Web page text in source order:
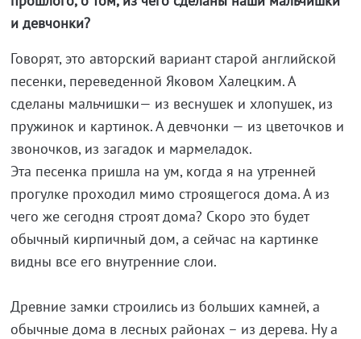
и девчонки?
Говорят, это авторский вариант старой английской
песенки, переведенной Яковом Халецким. А
сделаны мальчишки— из веснушек и хлопушек, из
пружинок и картинок. А девчонки — из цветочков и
звоночков, из загадок и мармеладок.
Эта песенка пришла на ум, когда я на утренней
прогулке проходил мимо строящегося дома. А из
чего же сегодня строят дома? Скоро это будет
обычный кирпичный дом, а сейчас на картинке
видны все его внутренние слои.
Древние замки строились из больших камней, а
обычные дома в лесных районах – из дерева. Ну а